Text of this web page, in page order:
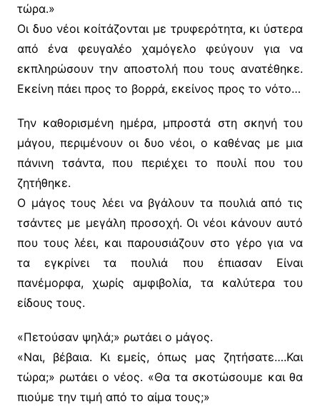
τώρα.»
Οι δυο νέοι κοίτάζονται με τρυφερότητα, κι ύστερα
από ένα φευγαλέο χαμόγελο φεύγουν για να
εκπληρώσουν την αποστολή που τους ανατέθηκε.
Εκείνη πάει προς το βορρά, εκείνος προς το νότο…
Την καθορισμένη ημέρα, μπροστά στη σκηνή του
μάγου, περιμένουν οι δυο νέοι, ο καθένας με μια
πάνινη τσάντα, που περιέχει το πουλί που του
ζητήθηκε.
Ο μάγος τους λέει να βγάλουν τα πουλιά από τις
τσάντες με μεγάλη προσοχή. Οι νέοι κάνουν αυτό
που τους λέει, και παρουσιάζουν στο γέρο για να
τα εγκρίνει τα πουλιά που έπιασαν Είναι
πανέμορφα, χωρίς αμφιβολία, τα καλύτερα του
είδους τους.
«Πετούσαν ψηλά;» ρωτάει ο μάγος.
«Ναι, βέβαια. Κι εμείς, όπως μας ζητήσατε….Και
τώρα;» ρωτάει ο νέος. «Θα τα σκοτώσουμε και θα
πιούμε την τιμή από το αίμα τους;»